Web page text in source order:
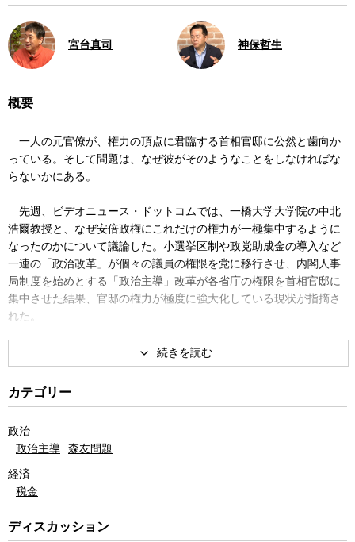
宮台真司 神保哲生
概要
一人の元官僚が、権力の頂点に君臨する首相官邸に公然と歯向か
っている。そして問題は、なぜ彼がそのようなことをしなければな
らないかにある。
先週、ビデオニュース・ドットコムでは、一橋大学大学院の中北
浩爾教授と、なぜ安倍政権にこれだけの権力が一極集中するように
なったのかについて議論した。小選挙区制や政党助成金の導入など
一連の「政治改革」が個々の議員の権限を党に移行させ、内閣人事
局制度を始めとする「政治主導」改革が各省庁の権限を首相官邸に
集中させた結果、官邸の権力が極度に強大化している現状が指摘さ
れた。
今、まさにそれを象徴するような出来事が、現在進行形で起きて
いる。
ある大学の獣医学部新設を巡り、首相官邸が各省庁に対して、首
安倍首相の「腹心の友」が代表を務める加計学園が愛媛県今治市
で計画している新たな獣医学部の許認可を巡っては、学校の認可権
限を持つ文科省のみならず、獣医を管轄する農水省や厚労省までも
ら、計画だけは着々と進むという異常な状態が続いていた。
カテゴリー
政治
政治主導
森友問題
経済
税金
ディスカッション